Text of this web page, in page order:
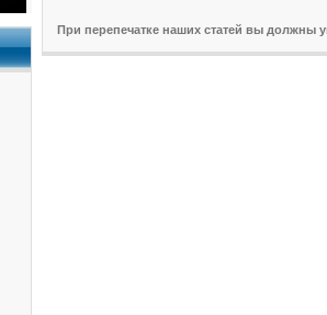
При перепечатке наших статей вы должны